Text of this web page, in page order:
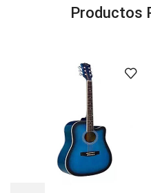
Productos